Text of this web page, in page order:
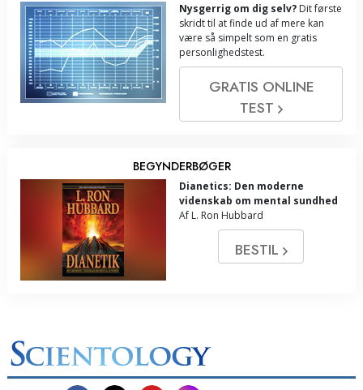
Nysgerrig om dig selv? Dit første
skridt til at finde ud af mere kan
være så simpelt som en gratis
personlighedstest.
GRATIS ONLINE
TEST
BEGYNDERBØGER
Dianetics: Den moderne
videnskab om mental sundhed
Af L. Ron Hubbard
BESTIL